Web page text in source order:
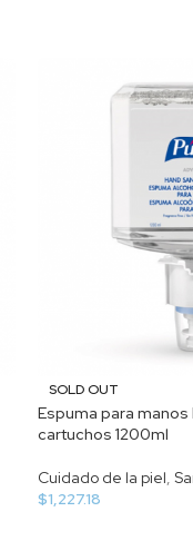
SOLD OUT
Espuma para manos
cartuchos 1200ml
Cuidado de la piel
$1,227.18